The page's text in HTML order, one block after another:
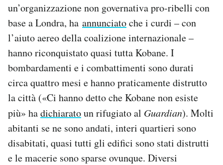
CALENDARIO
AREA PERSONALE
Area Personale
Newsletter
Notifiche mobile
Regala il Post
Hai bisogno di aiuto?
Esci
un’organizzazione non governativa pro-ribelli con
base a Londra, ha annunciatoche i curdi – con
l’aiuto aereo della coalizione internazionale –
hanno riconquistato quasi tutta Kobane. I
bombardamenti e i combattimenti sono durati
circa quattro mesi e hanno praticamente distrutto
la città («Ci hanno detto che Kobane non esiste
più» hadichiaratoun rifugiato al Guardian). Molti
abitanti se ne sono andati, interi quartieri sono
disabitati, quasi tutti gli edifici sono stati distrutti
e le macerie sono sparse ovunque. Diversi